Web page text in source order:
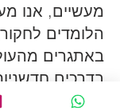
מעשיים, אנו
הלומדים
באתגרים
בדרכים
טכנולוגיות